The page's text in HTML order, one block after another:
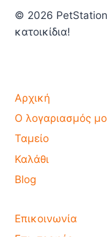
© 2026
κατοικίδια!
Αρχική
Ο λογαριασμός
Ταμείο
Καλάθι
Blog
Επικοινωνία